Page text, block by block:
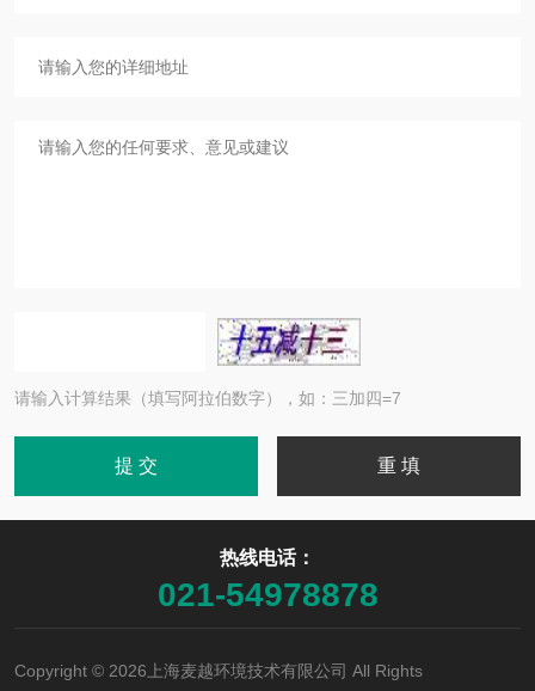
请输入计算结果（填写阿拉伯数字），如：三加四=7
热线电话：
021-54978878
Copyright © 2026上海麦越环境技术有限公司 All Rights